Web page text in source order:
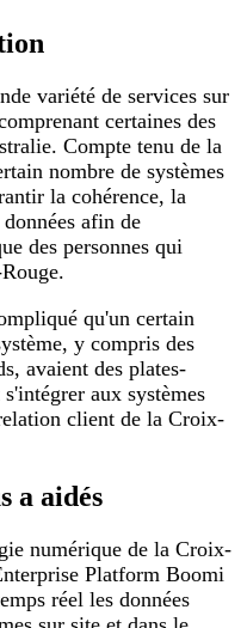
variété de services sur
certaines des
Compte tenu de la
nombre de systèmes
la cohérence, la
afin de
des personnes qui
qu'un certain
y compris des
avaient des plates-
aux systèmes
client de la Croix-
a aidés
numérique de la Croix-
Platform Boomi
réel les données